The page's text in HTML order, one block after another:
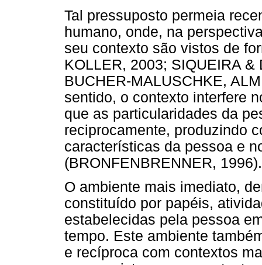
Tal pressuposto permeia
humano, onde, na
seu contexto são vistos de
KOLLER, 2003; SIQUEIRA
BUCHER-MALUSCHKE,
sentido, o contexto interfere
que as particularidades da
reciprocamente, produzindo
características da pessoa e
(BRONFENBRENNER, 1996).
O ambiente mais imediato,
constituído por papéis,
estabelecidas pela pessoa
tempo. Este ambiente
e recíproca com contextos